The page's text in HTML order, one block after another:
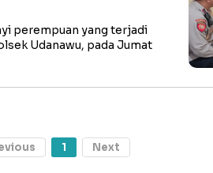
perempuan yang terjadi
Udanawu, pada Jumat
1 Next